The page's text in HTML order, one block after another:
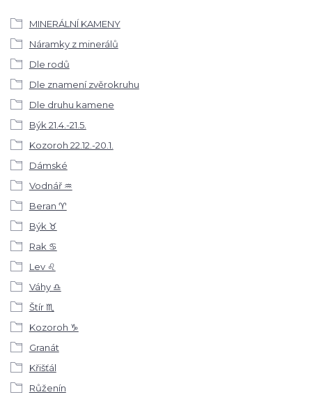
MINERÁLNÍ KAMENY
Náramky z minerálů
Dle rodů
Dle znamení zvěrokruhu
Dle druhu kamene
Býk 21.4.-21.5.
Kozoroh 22.12.-20.1.
Dámské
Vodnář ♒
Beran ♈
Býk ♉
Rak ♋
Lev ♌
Váhy ♎
Štír ♏
Kozoroh ♑
Granát
Křišťál
Růženín